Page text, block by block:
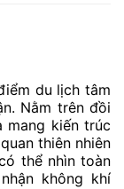
du lịch tâm
Nằm trên đồi
mang kiến trúc
thiên nhiên
thể nhìn toàn
không khí